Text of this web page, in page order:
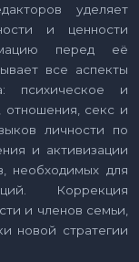
уделяет
и ценности
перед её
все аспекты
психическое и
отношения, секс и
личности по
и активизации
необходимых для
Коррекция
и членов семьи,
новой стратегии